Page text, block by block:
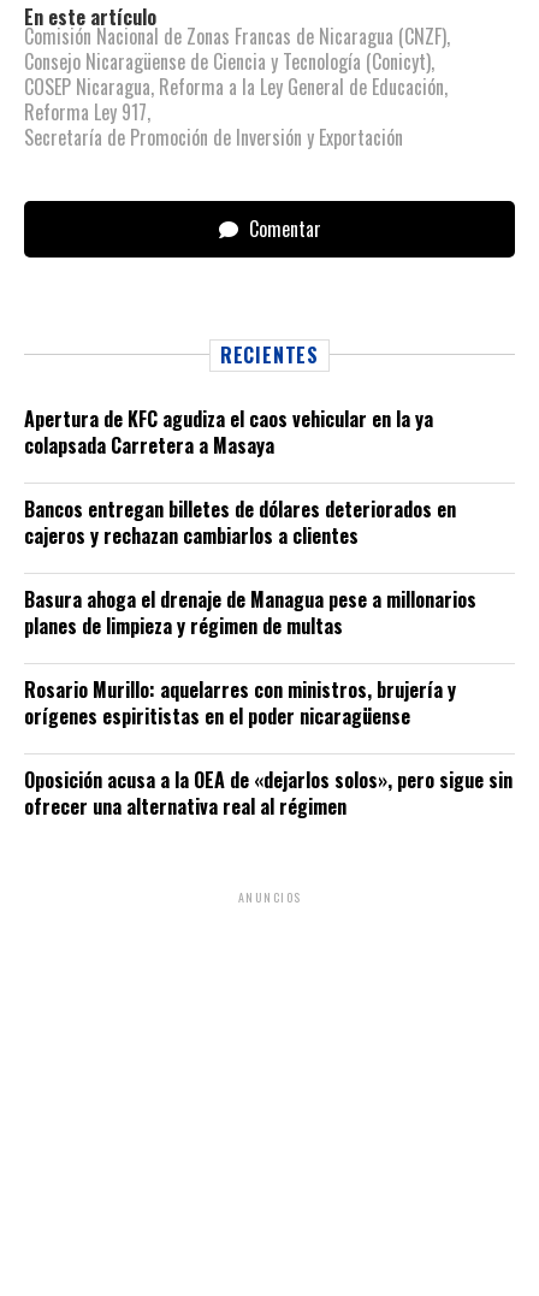
En este artículo
Comisión Nacional de Zonas Francas de Nicaragua (CNZF),
Consejo Nicaragüense de Ciencia y Tecnología (Conicyt),
COSEP Nicaragua, Reforma a la Ley General de Educación,
Reforma Ley 917,
Secretaría de Promoción de Inversión y Exportación
Comentar
RECIENTES
Apertura de KFC agudiza el caos vehicular en la ya
colapsada Carretera a Masaya
Bancos entregan billetes de dólares deteriorados en
cajeros y rechazan cambiarlos a clientes
Basura ahoga el drenaje de Managua pese a millonarios
planes de limpieza y régimen de multas
Rosario Murillo: aquelarres con ministros, brujería y
orígenes espiritistas en el poder nicaragüense
Oposición acusa a la OEA de «dejarlos solos», pero sigue sin
ofrecer una alternativa real al régimen
ANUNCIOS